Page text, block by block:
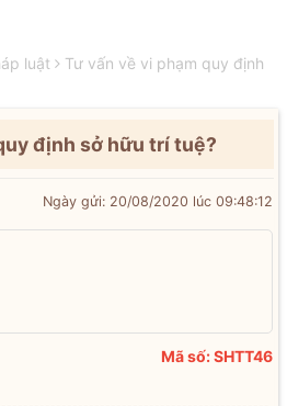
luật
Tư vấn về vi phạm quy định
định sở hữu trí tuệ?
Ngày gửi: 20/08/2020 lúc 09:48:12
Mã số: SHTT46